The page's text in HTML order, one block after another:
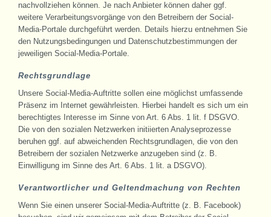
nachvollziehen können. Je nach Anbieter können daher ggf.
weitere Verarbeitungsvorgänge von den Betreibern der Social-
Media-Portale durchgeführt werden. Details hierzu entnehmen Sie
den Nutzungsbedingungen und Datenschutzbestimmungen der
jeweiligen Social-Media-Portale.
Rechtsgrundlage
Unsere Social-Media-Auftritte sollen eine möglichst umfassende
Präsenz im Internet gewährleisten. Hierbei handelt es sich um ein
berechtigtes Interesse im Sinne von Art. 6 Abs. 1 lit. f DSGVO.
Die von den sozialen Netzwerken initiierten Analyseprozesse
beruhen ggf. auf abweichenden Rechtsgrundlagen, die von den
Betreibern der sozialen Netzwerke anzugeben sind (z. B.
Einwilligung im Sinne des Art. 6 Abs. 1 lit. a DSGVO).
Verantwortlicher und Geltendmachung von Rechten
Wenn Sie einen unserer Social-Media-Auftritte (z. B. Facebook)